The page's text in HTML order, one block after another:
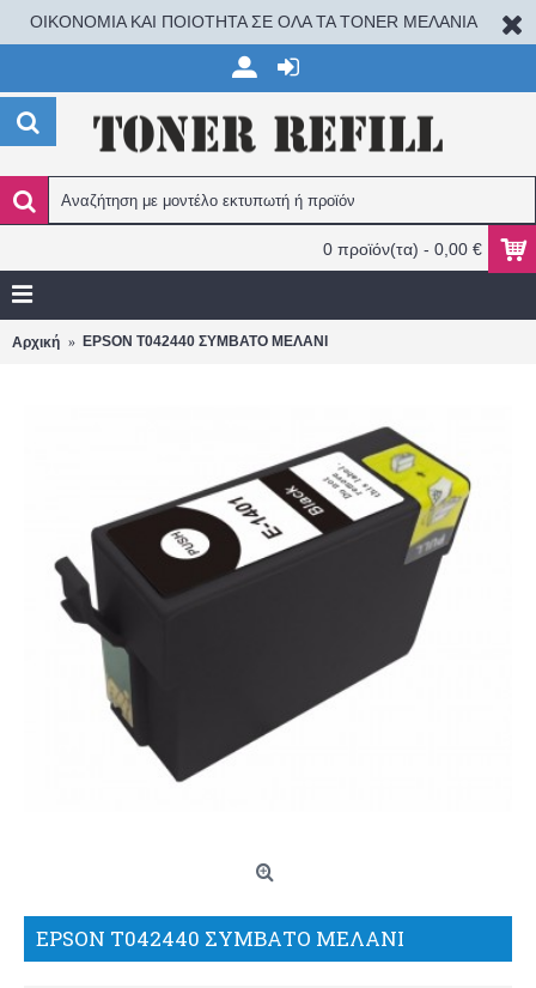
ΟΙΚΟΝΟΜΙΑ ΚΑΙ ΠΟΙΟΤΗΤΑ ΣΕ ΟΛΑ ΤΑ TONER ΜΕΛΑΝΙΑ
0 προϊόν(τα) - 0,00 €
Αρχική EPSON T042440 ΣΥΜΒΑΤΟ ΜΕΛΑΝΙ
EPSON T042440 ΣΥΜΒΑΤΟ ΜΕΛΑΝΙ